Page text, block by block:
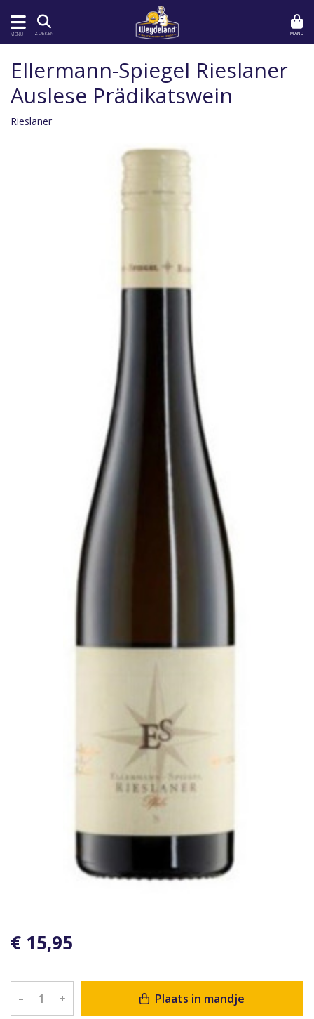
MENU ZOEKEN MAND
Ellermann-Spiegel Rieslaner
Auslese Prädikatswein
Rieslaner
€ 15,95
– + Plaats in mandje